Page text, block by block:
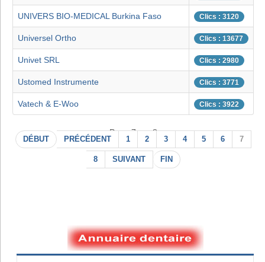
UNIVERS BIO-MEDICAL Burkina Faso Clics : 3120
Universel Ortho Clics : 13677
Univet SRL Clics : 2980
Ustomed Instrumente Clics : 3771
Vatech & E-Woo Clics : 3922
Page 7 sur 8
DÉBUT PRÉCÉDENT 1 2 3 4 5 6 7
8 SUIVANT FIN